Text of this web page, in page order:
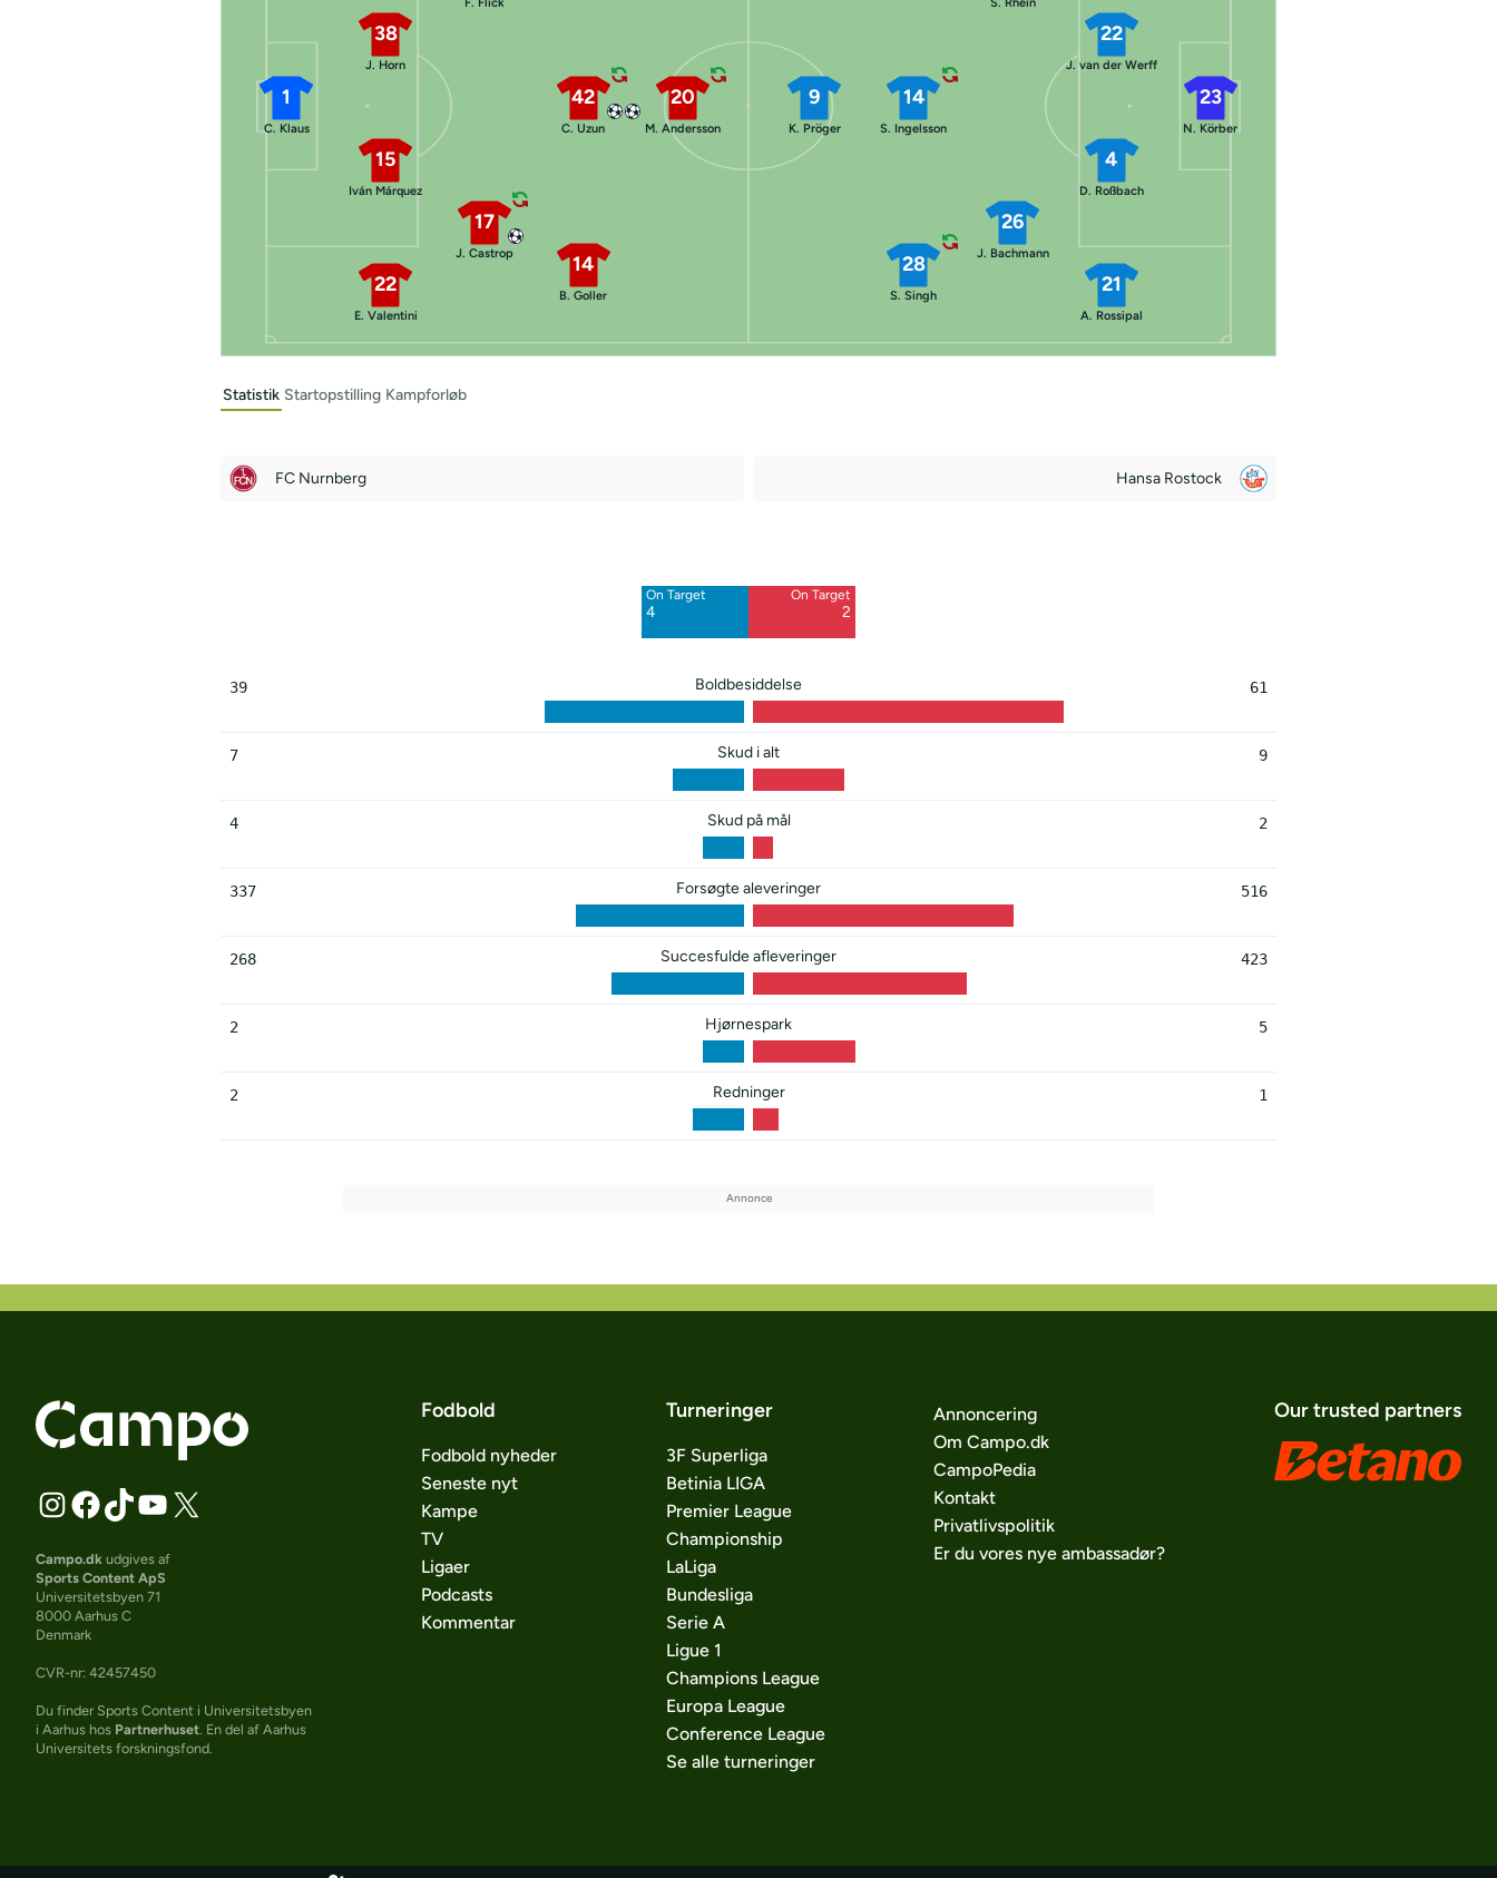
1
C. Klaus
38
J. Horn
15
Iván Márquez
22
E. Valentini
17
J. Castrop
42
C. Uzun
14
B. Goller
20
M. Andersson
23
N. Körber
21
A. Rossipal
4
D. Roßbach
22
J. van der Werff
26
J. Bachmann
28
S. Singh
14
S. Ingelsson
9
K. Pröger
Statistik Startopstilling Kampforløb
FC Nurnberg Hansa Rostock
On Target
4
On Target
2
39 Boldbesiddelse 61
7 Skud i alt 9
4 Skud på mål 2
337 Forsøgte aleveringer 516
268 Succesfulde afleveringer 423
2 Hjørnespark 5
2 Redninger 1
Campo.dk udgives af
Sports Content ApS
Universitetsbyen 71
8000 Aarhus C
Denmark
CVR-nr: 42457450
Du finder Sports Content i Universitetsbyen
i Aarhus hos Partnerhuset . En del af Aarhus
Universitets forskningsfond.
Fodbold
Fodbold nyheder
Seneste nyt
Kampe
TV
Ligaer
Podcasts
Kommentar
Turneringer
3F Superliga
Betinia LIGA
Premier League
Championship
LaLiga
Bundesliga
Serie A
Ligue 1
Champions League
Europa League
Conference League
Se alle turneringer
Annoncering
Om Campo.dk
CampoPedia
Kontakt
Privatlivspolitik
Er du vores nye ambassadør?
Our trusted partners